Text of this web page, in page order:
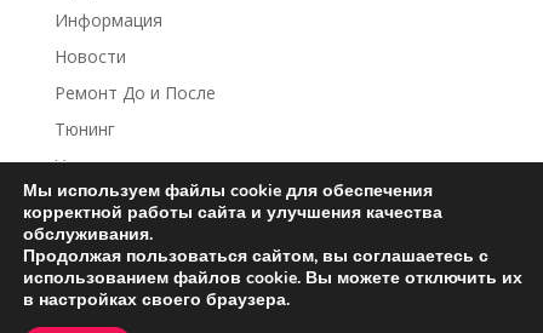
Информация
Новости
Ремонт До и После
Тюнинг
Услуги
Ремонт турбин
Контакты
Пользовательское соглашение
Мы используем файлы cookie для обеспечения
корректной работы сайта и улучшения качества
обслуживания.
Продолжая пользоваться сайтом, вы соглашаетесь с
использованием файлов cookie. Вы можете отключить их
в настройках своего браузера.